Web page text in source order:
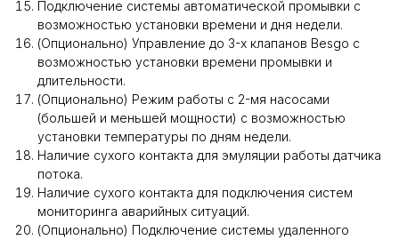
Подключение системы автоматической промывки с
возможностью установки времени и дня недели.
(Опционально) Управление до 3-х клапанов Besgo с
возможностью установки времени промывки и
длительности.
(Опционально) Режим работы с 2-мя насосами
(большей и меньшей мощности) с возможностью
установки температуры по дням недели.
Наличие сухого контакта для эмуляции работы датчика
потока.
Наличие сухого контакта для подключения систем
мониторинга аварийных ситуаций.
(Опционально) Подключение системы удаленного